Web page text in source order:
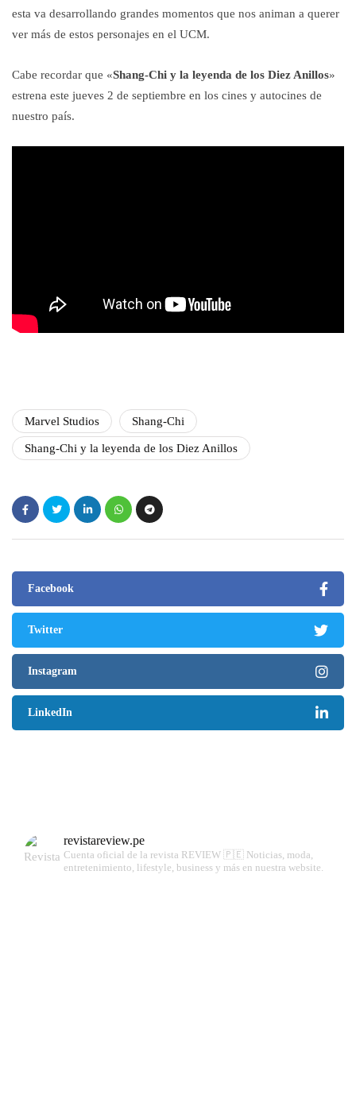
esta va desarrollando grandes momentos que nos animan a querer
ver más de estos personajes en el UCM.
Cabe recordar que «Shang-Chi y la leyenda de los Diez Anillos»
estrena este jueves 2 de septiembre en los cines y autocines de
nuestro país.
Marvel Studios Shang-Chi
Shang-Chi y la leyenda de los Diez Anillos
Facebook
Twitter
Instagram
LinkedIn
revistareview.pe
Cuenta oficial de la revista REVIEW 🇵🇪 Noticias, moda,
entretenimiento, lifestyle, business y más en nuestra website.